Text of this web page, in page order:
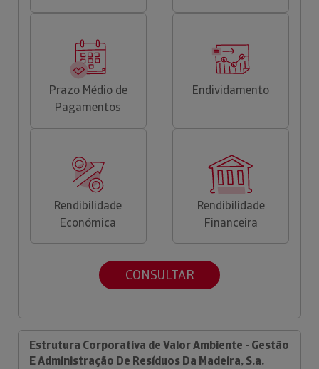
Prazo Médio de
Pagamentos
Endividamento
Rendibilidade
Económica
Rendibilidade
Financeira
CONSULTAR
Estrutura Corporativa de Valor Ambiente - Gestão
E Administração De Resíduos Da Madeira, S.a.